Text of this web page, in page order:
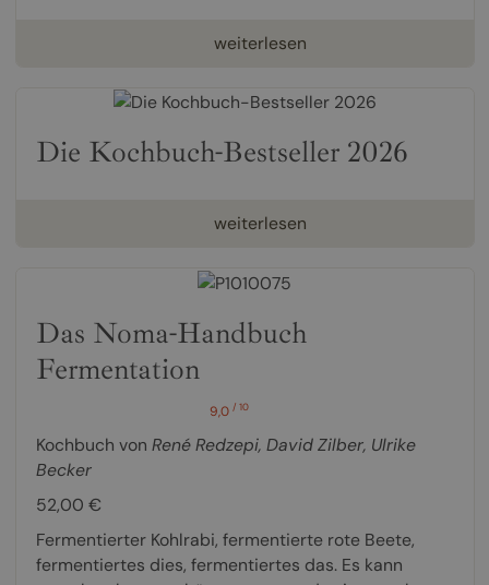
weiterlesen
Die Kochbuch-Bestseller 2026
weiterlesen
Das Noma-Handbuch
Fermentation
9,0/ 10
Kochbuch von René Redzepi, David Zilber, Ulrike
Becker
52,00 €
Fermentierter Kohlrabi, fermentierte rote Beete,
fermentiertes dies, fermentiertes das. Es kann